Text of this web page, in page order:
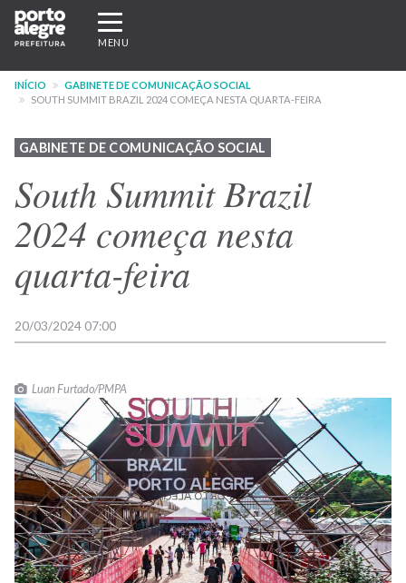
Pular
para
conteúdo
principal
Expandir/recolher
navegação
MENU
INÍCIO
GABINETE DE COMUNICAÇÃO SOCIAL
SOUTH SUMMIT BRAZIL 2024 COMEÇA NESTA QUARTA-FEIRA
GABINETE DE COMUNICAÇÃO SOCIAL
South Summit Brazil
2024 começa nesta
quarta-feira
20/03/2024 07:00
Luan Furtado/PMPA